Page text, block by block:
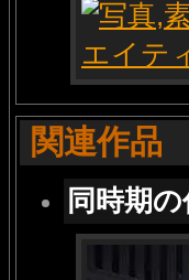
関連作品
同時期